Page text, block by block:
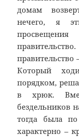
домам
нечего, я
правительство
Который
порядком,
в хрюк.
бездельников
тогда была
характерно –